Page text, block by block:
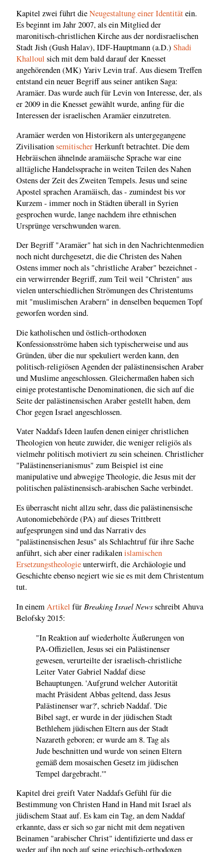
Kapitel zwei führt dieNeugestaltung einer Identitätein.
Es beginnt im Jahr 2007, als ein Mitglied der
maronitisch-christlichen Kirche aus der nordisraelischen
Stadt Jish (Gush Halav), IDF-Hauptmann (a.D.) Shadi
Khalloul sich mit dem bald darauf der Knesset
angehörenden (MK) Yariv Levin traf. Aus diesem Treffen
entstand ein neuer Begriff aus seiner antiken Saga:
Aramäer. Das wurde auch für Levin von Interesse, der, als
er 2009 in die Knesset gewählt wurde, anfing für die
Interessen der israelischen Aramäer einzutreten.
Aramäer werden von Historikern als untergegangene
ZivilisationsemitischerHerkunft betrachtet. Die dem
Hebräischen ähnelnde aramäische Sprache war eine
alltägliche Handelssprache in weiten Teilen des Nahen
Ostens der Zeit des Zweiten Tempels. Jesus und seine
Apostel sprachen Aramäisch, das - zumindest bis vor
Kurzem - immer noch in Städten überall in Syrien
gesprochen wurde, lange nachdem ihre ethnischen
Ursprünge verschwunden waren.
Der Begriff "Aramäer" hat sich in den Nachrichtenmedien
noch nicht durchgesetzt, die die Christen des Nahen
Ostens immer noch als "christliche Araber" bezeichnet -
ein verwirrender Begriff, zum Teil weil "Christen" aus
vielen unterschiedlichen Strömungen des Christentums
mit "muslimischen Arabern" in denselben bequemen Topf
geworfen worden sind.
Die katholischen und östlich-orthodoxen
Konfessionsströme haben sich typischerweise und aus
Gründen, über die nur spekuliert werden kann, den
politisch-religiösen Agenden der palästinensischen Araber
und Muslime angeschlossen. Gleichermaßen haben sich
einige protestantische Denominationen, die sich auf die
Seite der palästinensischen Araber gestellt haben, dem
Chor gegen Israel angeschlossen.
Vater Naddafs Ideen laufen denen einiger christlichen
Theologien von heute zuwider, die weniger religiös als
vielmehr politisch motiviert zu sein scheinen. Christlicher
"Palästinenserianismus" zum Beispiel ist eine
manipulative und abwegige Theologie, die Jesus mit der
politischen palästinensisch-arabischen Sache verbindet.
Es überrascht nicht allzu sehr, dass die palästinensische
Autonomiebehörde (PA) auf dieses Trittbrett
aufgesprungen sind und das Narrativ des
"palästinensischen Jesus" als Schlachtruf für ihre Sache
anführt, sich aber einer radikalenislamischen
Ersetzungstheologieunterwirft, die Archäologie und
Geschichte ebenso negiert wie sie es mit dem Christentum
tut.
In einemArtikel fürBreaking Israel Newsschreibt Ahuva
Belofsky 2015:
"In Reaktion auf wiederholte Äußerungen von
PA-Offiziellen, Jesus sei ein Palästinenser
gewesen, verurteilte der israelisch-christliche
Leiter Vater Gabriel Naddaf diese
Behauptungen. 'Aufgrund welcher Autorität
macht Präsident Abbas geltend, dass Jesus
Palästinenser war?', schrieb Naddaf. 'Die
Bibel sagt, er wurde in der jüdischen Stadt
Bethlehem jüdischen Eltern aus der Stadt
Nazareth geboren; er wurde am 8. Tag als
Jude beschnitten und wurde von seinen Eltern
gemäß dem mosaischen Gesetz im jüdischen
Tempel dargebracht.'"
Kapitel drei greift Vater Naddafs Gefühl für die
Bestimmung von Christen Hand in Hand mit Israel als
jüdischem Staat auf. Es kam ein Tag, an dem Naddaf
erkannte, dass er sich so gar nicht mit dem negativen
Beinamen "arabischer Christ" identifizierte und dass er
weder auf ihn noch auf seine griechisch-orthodoxen